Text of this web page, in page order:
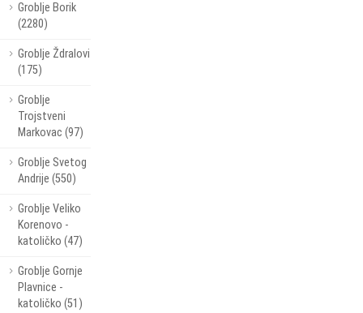
Groblje Borik
(2280)
Groblje Ždralovi
(175)
Groblje
Trojstveni
Markovac (97)
Groblje Svetog
Andrije (550)
Groblje Veliko
Korenovo -
katoličko (47)
Groblje Gornje
Plavnice -
katoličko (51)